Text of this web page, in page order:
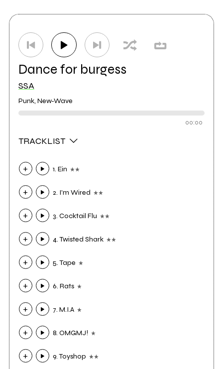
Dance for burgess
SSA
Punk, New-Wave
00:00
TRACKLIST
1. Ein
2. I'm Wired
3. Cocktail Flu
4. Twisted Shark
5. Tape
6. Rats
7. M.I.A
8. OMGMJ!
9. Toyshop